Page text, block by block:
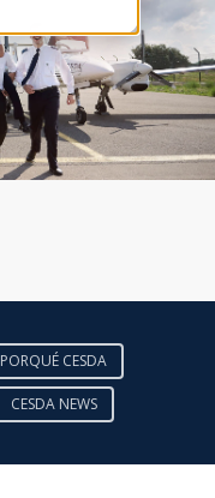
PORQUÉ CESDA
CESDA NEWS